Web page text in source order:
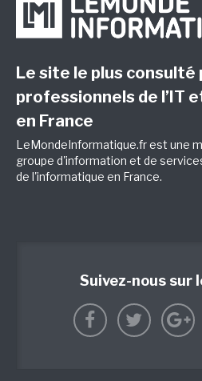
Le site le plus consulté
professionnels de l’IT
en France
LeMondeInformatique.fr est une
groupe d'information et de
de l'informatique en France.
Suivez-nous sur